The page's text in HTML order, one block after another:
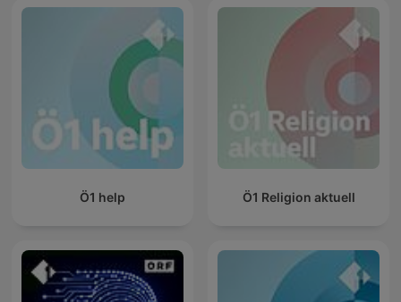
Ö1 help Ö1 Religion aktuell